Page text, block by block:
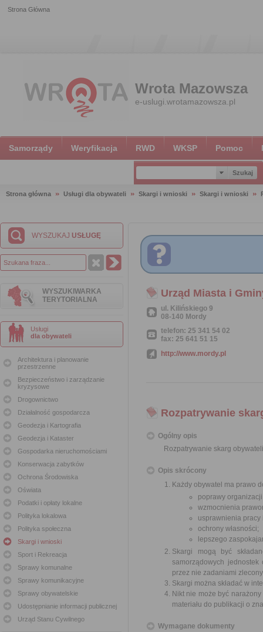
Strona Główna
Wrota Mazowsza
e-uslugi.wrotamazowsza.pl
Samorządy Weryfikacja RWD WKSP Pomoc
Strona główna Usługi dla obywateli Skargi i wnioski Skargi i wnioski
WYSZUKAJ USŁUGĘ
WYSZUKIWARKA
TERYTORIALNA
Usługi
dla obywateli
Architektura i planowanie
przestrzenne
Bezpieczeństwo i zarządzanie
kryzysowe
Drogownictwo
Działalność gospodarcza
Geodezja i Kartografia
Geodezja i Kataster
Gospodarka nieruchomościami
Konserwacja zabytków
Ochrona Środowiska
Oświata
Podatki i opłaty lokalne
Polityka lokalowa
Polityka społeczna
Skargi i wnioski
Sport i Rekreacja
Sprawy komunalne
Sprawy komunikacyjne
Sprawy obywatelskie
Udostępnianie informacji publicznej
Urząd Stanu Cywilnego
Urząd Miasta i
ul. Kilińskiego 9
08-140 Mordy
telefon: 25 341 54 02
fax: 25 641 51 15
http://www.mordy.pl
Rozpatrywanie
Ogólny opis
Rozpatrywanie skarg obywateli
Opis skrócony
Każdy obywatel ma prawo
poprawy
wzmocnienia
usprawnienia
ochrony własności;
lepszego
Skargi mogą być
samorządowych
przez nie zadaniami
Skargi można składać w
Nikt nie może być
materiału do publikacji o
Wymagane dokumenty